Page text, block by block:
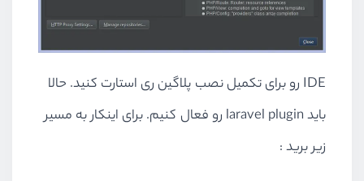
IDE رو برای تکمیل نصب پلاگین ری استارت کنید. حالا
باید laravel plugin رو فعال کنیم. برای اینکار به مسیر
زیر برید :